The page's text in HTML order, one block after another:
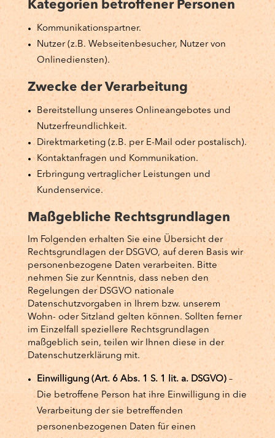
Kategorien betroffener Personen
Kommunikationspartner.
Nutzer (z.B. Webseitenbesucher, Nutzer von
Onlinediensten).
Zwecke der Verarbeitung
Bereitstellung unseres Onlineangebotes und
Nutzerfreundlichkeit.
Direktmarketing (z.B. per E-Mail oder postalisch).
Kontaktanfragen und Kommunikation.
Erbringung vertraglicher Leistungen und
Kundenservice.
Maßgebliche Rechtsgrundlagen
Im Folgenden erhalten Sie eine Übersicht der
Rechtsgrundlagen der DSGVO, auf deren Basis wir
personenbezogene Daten verarbeiten. Bitte
nehmen Sie zur Kenntnis, dass neben den
Regelungen der DSGVO nationale
Datenschutzvorgaben in Ihrem bzw. unserem
Wohn- oder Sitzland gelten können. Sollten ferner
im Einzelfall speziellere Rechtsgrundlagen
maßgeblich sein, teilen wir Ihnen diese in der
Datenschutzerklärung mit.
Einwilligung (Art. 6 Abs. 1 S. 1 lit. a. DSGVO)–
Die betroffene Person hat ihre Einwilligung in die
Verarbeitung der sie betreffenden
personenbezogenen Daten für einen